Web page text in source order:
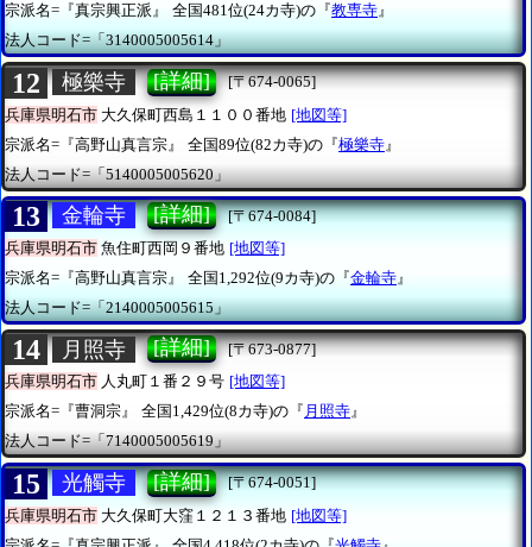
宗派名=『真宗興正派』
全国481位(24カ寺)の『教専寺』
法人コード=「3140005005614」
12 極樂寺 [詳細]
[〒674-0065]
兵庫県明石市 大久保町西島１１００番地 [地図等]
宗派名=『高野山真言宗』
全国89位(82カ寺)の『極樂寺 』
法人コード=「5140005005620」
13 金輪寺 [詳細]
[〒674-0084]
兵庫県明石市 魚住町西岡９番地 [地図等]
宗派名=『高野山真言宗』
全国1,292位(9カ寺)の『金輪寺 』
法人コード=「2140005005615」
14 月照寺 [詳細]
[〒673-0877]
兵庫県明石市 人丸町１番２９号 [地図等]
宗派名=『曹洞宗』
全国1,429位(8カ寺)の『 月照寺』
法人コード=「7140005005619」
15 光觸寺 [詳細]
[〒674-0051]
兵庫県明石市 大久保町大窪１２１３番地 [地図等]